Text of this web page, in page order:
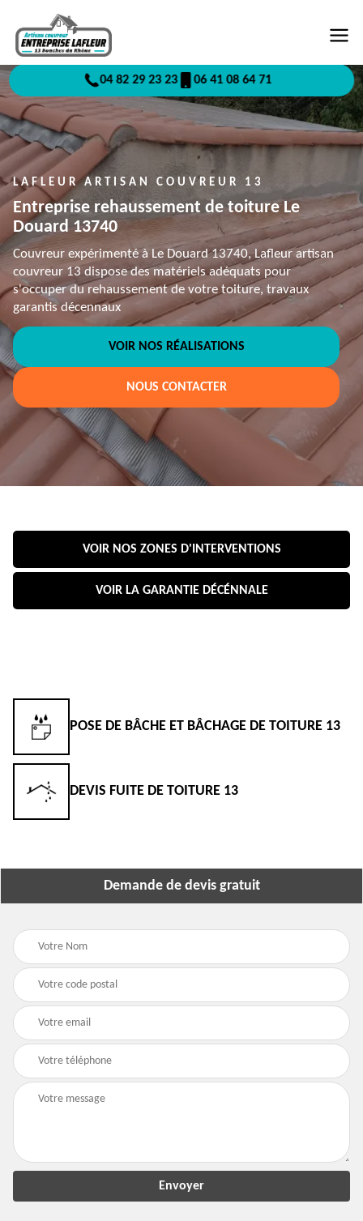
04 82 29 23 23 06 41 08 64 71
LAFLEUR ARTISAN COUVREUR 13
Entreprise rehaussement de toiture Le
Douard 13740
Couvreur expérimenté à Le Douard 13740, Lafleur artisan
couvreur 13 dispose des matériels adéquats pour
s'occuper du rehaussement de votre toiture, travaux
garantis décennaux
VOIR NOS RÉALISATIONS
NOUS CONTACTER
VOIR NOS ZONES D'INTERVENTIONS
VOIR LA GARANTIE DÉCÉNNALE
POSE DE BÂCHE ET BÂCHAGE DE TOITURE 13
DEVIS FUITE DE TOITURE 13
Demande de devis gratuit